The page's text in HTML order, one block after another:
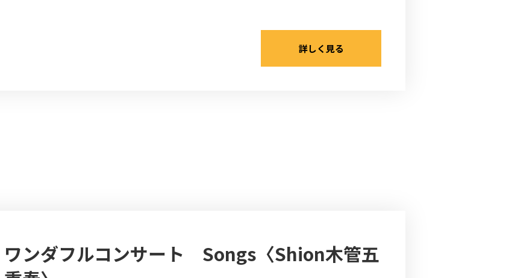
詳しく見る
ワンダフルコンサート Songs〈Shion木管五